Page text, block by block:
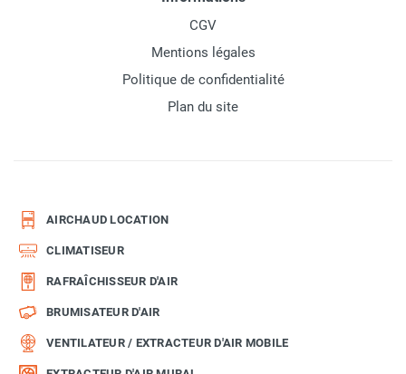
CGV
Mentions légales
Politique de confidentialité
Plan du site
AIRCHAUD LOCATION
CLIMATISEUR
RAFRAÎCHISSEUR D'AIR
BRUMISATEUR D'AIR
VENTILATEUR / EXTRACTEUR D'AIR MOBILE